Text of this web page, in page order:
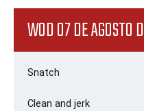
WOD 07 DE AGOSTO
Snatch
Clean and jerk